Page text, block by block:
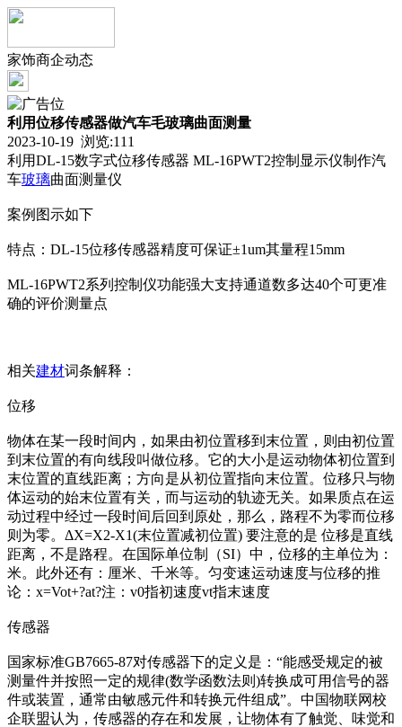
家饰商企动态
利用位移传感器做汽车毛玻璃曲面测量
2023-10-19 浏览:111
利用DL-15数字式位移传感器 ML-16PWT2控制显示仪制作汽
车玻璃曲面测量仪
案例图示如下
特点：DL-15位移传感器精度可保证±1um其量程15mm
ML-16PWT2系列控制仪功能强大支持通道数多达40个可更准
确的评价测量点
相关建材词条解释：
位移
物体在某一段时间内，如果由初位置移到末位置，则由初位置
到末位置的有向线段叫做位移。它的大小是运动物体初位置到
末位置的直线距离；方向是从初位置指向末位置。位移只与物
体运动的始末位置有关，而与运动的轨迹无关。如果质点在运
动过程中经过一段时间后回到原处，那么，路程不为零而位移
则为零。ΔX=X2-X1(末位置减初位置) 要注意的是 位移是直线
距离，不是路程。在国际单位制（SI）中，位移的主单位为：
米。此外还有：厘米、千米等。匀变速运动速度与位移的推
论：x=Vot+?at?注：v0指初速度vt指末速度
传感器
国家标准GB7665-87对传感器下的定义是：“能感受规定的被
测量件并按照一定的规律(数学函数法则)转换成可用信号的器
件或装置，通常由敏感元件和转换元件组成”。中国物联网校
企联盟认为，传感器的存在和发展，让物体有了触觉、味觉和